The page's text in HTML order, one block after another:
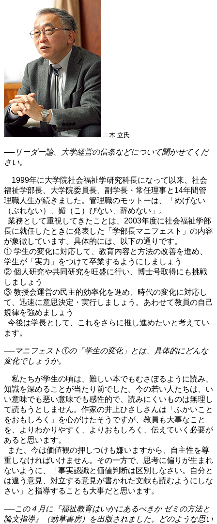
二木 立氏
──リーダー論、大学経営の信条などについて聞かせてくだ
さい。
1999年に大学院社会福祉学研究科長になって以来、社会
福祉学部長、大学院委員長、副学長・常任理事と14年間管
理職人生が続きました。管理職のモットーは、「めげない
（ぶれない）、媚（こ）びない、辞めない」。
業務として重視してきたことは、2003年度に社会福祉学部
長に就任したときに発表した「学部長マニフェスト」の内容
が象徴しています。具体的には、以下の通りです。
① 学生の変化に対応して、教育内容と方法の改善を進め、
学生が「実力」をつけて卒業するようにしましょう
② 個人研究や共同研究を旺盛に行い、博士号取得にも挑戦
しましょう
③ 教授会運営の民主的効率化を進め、時代の変化に対応し
て、迅速に意思決定・実行しましょう。あわせて教員の自己
規律を強めましょう
今後は学長として、これをさらに推し進めたいと考えてい
ます。
──マニフェスト①の「学生の変化」とは、具体的にどんな
変化でしょうか。
私たちが学生の頃は、難しい本でもむさぼるように読み、
知識を深めることが当たり前でした。今の若い人たちは、い
い意味でも悪い意味でも感性的で、読みにくいものは無理し
て読もうとしません。作家の井上ひさしさんは「ふかいこと
をおもしろく」を心がけたそうですが、教員も大事なこと
を、よりわかりやすく、よりおもしろく、伝えていく必要が
あると思います。
また、今は価値観の押しつけも嫌いますから、自主性を尊
重しなければいけません。その一方で、思考に偏りが生まれ
ないように、「事実認識と価値判断は区別しなさい。自分と
は違う意見、対立する意見が書かれた文献も読むようにしな
さい」と指導することも大事だと思います。
──この４月に『福祉教育はいかにあるべきか ゼミの方法と
論文指導』（勁草書房）を出版されました。どのような思い